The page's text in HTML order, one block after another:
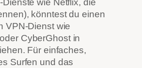
könntest du einen
VPN-Dienst wie
CyberGhost in
Für einfaches,
Surfen und das